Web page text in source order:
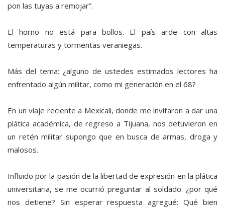
pon las tuyas a remojar”.
El horno no está para bollos. El país arde con altas
temperaturas y tormentas veraniegas.
Más del tema: ¿alguno de ustedes estimados lectores ha
enfrentado algún militar, como mi generación en el 68?
En un viaje reciente a Mexicali, donde me invitaron a dar una
plática académica, de regreso a Tijuana, nos detuvieron en
un retén militar supongo que en busca de armas, droga y
malosos.
Influido por la pasión de la libertad de expresión en la plática
universitaria, se me ocurrió preguntar al soldado: ¿por qué
nos detiene? Sin esperar respuesta agregué: Qué bien